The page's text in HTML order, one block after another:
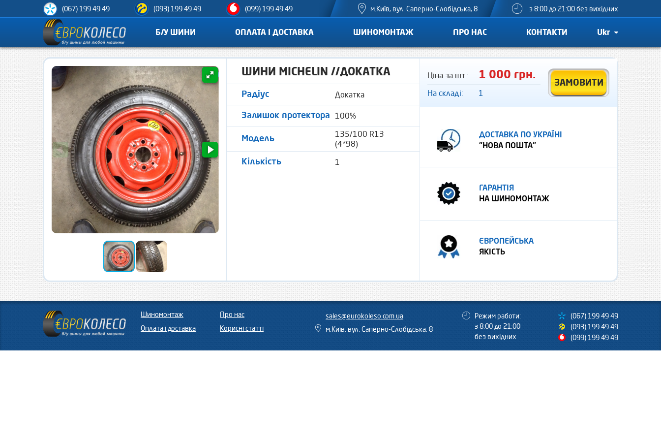
(067) 199 49 49 (093) 199 49 49 (099) 199 49 49 м.Київ, вул. Саперно-Слобідська, 8 з 8:00 до 21:00 без вихідних
Б/У ШИНИ ОПЛАТА І ДОСТАВКА ШИНОМОНТАЖ ПРО НАС КОНТАКТИ Ukr
ШИНИ MICHELIN //ДОКАТКА
Радіус Докатка
Залишок протектора 100%
Модель
135/100 R13
(4*98)
Кількість 1
Ціна за шт.: 1 000 грн.
На складі: 1
ЗАМОВИТИ
ДОСТАВКА ПО УКРАЇНІ
"НОВА ПОШТА"
ГАРАНТІЯ
НА ШИНОМОНТАЖ
ЄВРОПЕЙСЬКА
ЯКІСТЬ
Шиномонтаж
Оплата і доставка
Про нас
Корисні статті
sales@eurokoleso.com.ua
м.Київ, вул. Саперно-Слобідська, 8
Режим работи:
з 8:00 до 21:00
без вихідних
(067) 199 49 49
(093) 199 49 49
(099) 199 49 49